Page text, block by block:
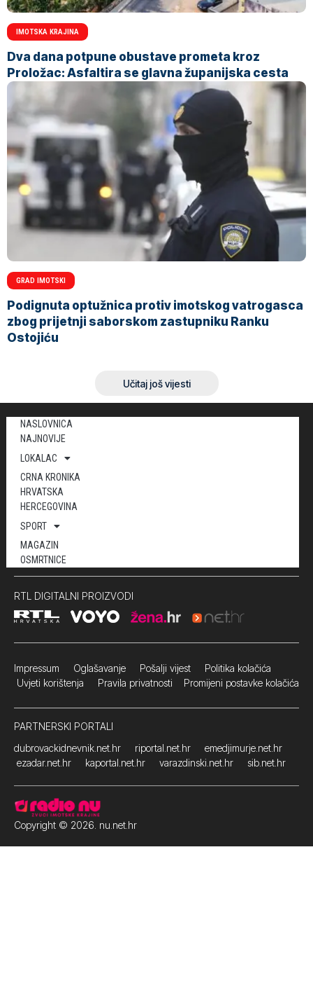
IMOTSKA KRAJINA
Dva dana potpune obustave prometa kroz
Proložac: Asfaltira se glavna županijska cesta
GRAD IMOTSKI
Podignuta optužnica protiv imotskog vatrogasca
zbog prijetnji saborskom zastupniku Ranku
Ostojiću
Učitaj još vijesti
NASLOVNICA
NAJNOVIJE
LOKALAC
CRNA KRONIKA
HRVATSKA
HERCEGOVINA
SPORT
MAGAZIN
OSMRTNICE
RTL DIGITALNI PROIZVODI
Impressum Oglašavanje Pošalji vijest Politika kolačića
Uvjeti korištenja Pravila privatnosti Promijeni postavke kolačića
PARTNERSKI PORTALI
dubrovackidnevnik.net.hr
riportal.net.hr
emedjimurje.net.hr
ezadar.net.hr
kaportal.net.hr varazdinski.net.hr sib.net.hr
Copyright © 2026. nu.net.hr